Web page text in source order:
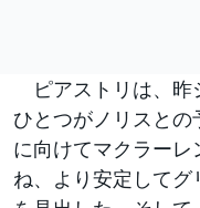
ピアストリは、昨
ひとつがノリスと
に向けてマクラー
ね、より安定して